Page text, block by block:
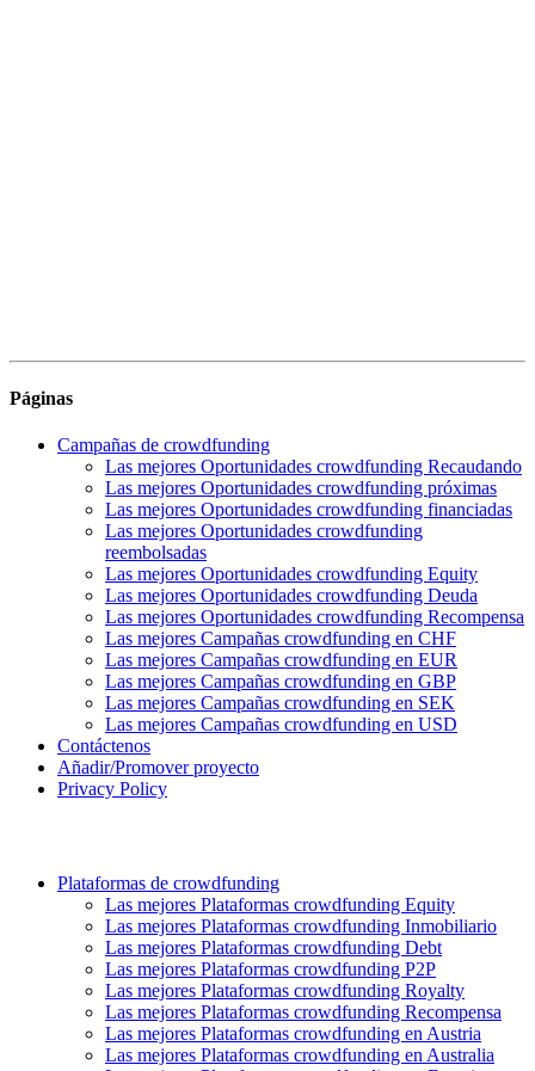
Páginas
Campañas de crowdfunding
Las mejores Oportunidades crowdfunding Recaudando
Las mejores Oportunidades crowdfunding próximas
Las mejores Oportunidades crowdfunding financiadas
Las mejores Oportunidades crowdfunding
reembolsadas
Las mejores Oportunidades crowdfunding Equity
Las mejores Oportunidades crowdfunding Deuda
Las mejores Oportunidades crowdfunding Recompensa
Las mejores Campañas crowdfunding en CHF
Las mejores Campañas crowdfunding en EUR
Las mejores Campañas crowdfunding en GBP
Las mejores Campañas crowdfunding en SEK
Las mejores Campañas crowdfunding en USD
Contáctenos
Añadir/Promover proyecto
Privacy Policy
Plataformas de crowdfunding
Las mejores Plataformas crowdfunding Equity
Las mejores Plataformas crowdfunding Inmobiliario
Las mejores Plataformas crowdfunding Debt
Las mejores Plataformas crowdfunding P2P
Las mejores Plataformas crowdfunding Royalty
Las mejores Plataformas crowdfunding Recompensa
Las mejores Plataformas crowdfunding en Austria
Las mejores Plataformas crowdfunding en Australia